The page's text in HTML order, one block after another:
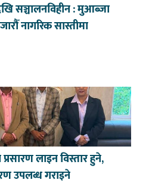
सञ्चालनविहीन : मुआब्जा
नागरिक सास्तीमा
प्रसारण लाइन विस्तार हुने,
उपलब्ध गराइने